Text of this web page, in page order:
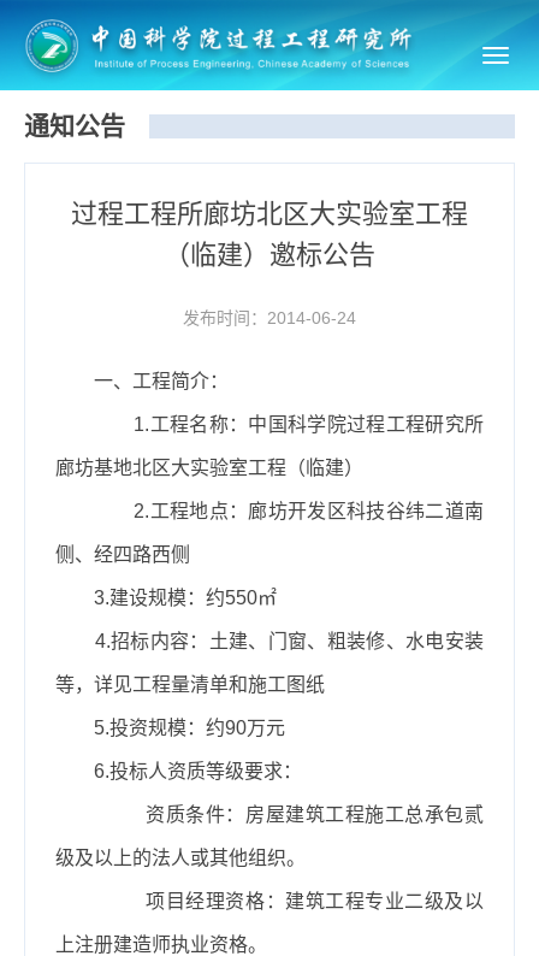
通知公告
过程工程所廊坊北区大实验室工程
（临建）邀标公告
发布时间：2014-06-24
一、工程简介：
1.工程名称：中国科学院过程工程研究所
廊坊基地北区大实验室工程（临建）
2.工程地点：廊坊开发区科技谷纬二道南
侧、经四路西侧
3.建设规模：约550㎡
4.招标内容： 土建、门窗、粗装修、水电安装
等，详见工程量清单和施工图纸
5.投资规模：约90万元
6.投标人资质等级要求：
资质条件： 房屋建筑工程施工总承包贰
级及以上的法人或其他组织。
项目经理资格：建筑工程专业二级及以
上注册建造师执业资格。